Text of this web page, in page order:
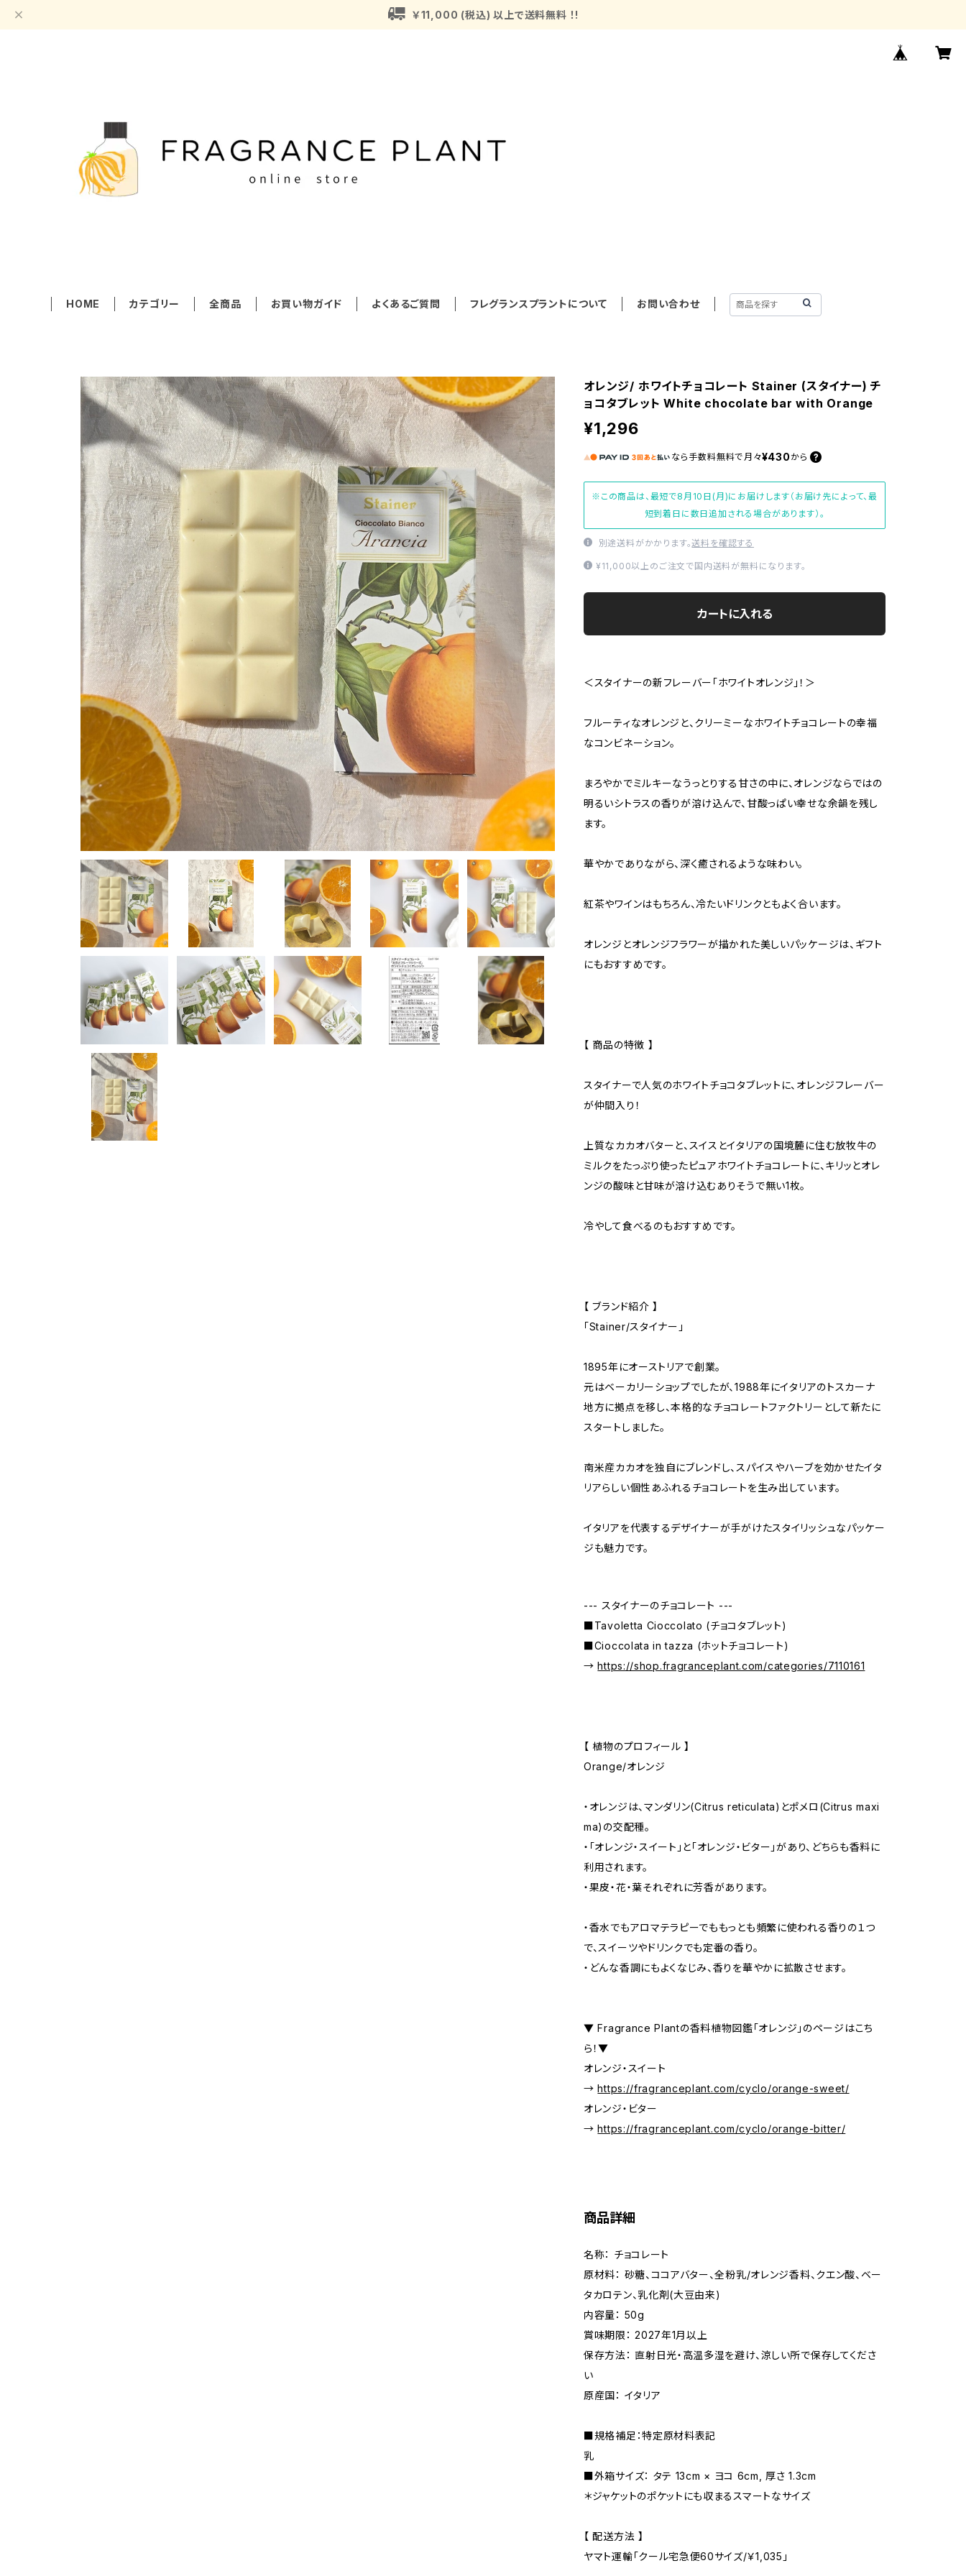
￥11,000 (税込) 以上で送料無料 ！!
HOME カテゴリー 全商品 お買い物ガイド よくあるご質問 フレグランスプラントについて お問い合わせ
オレンジ/ ホワイトチョコレート Stainer (スタイナー) チ
ョコタブレット White chocolate bar with Orange
¥1,296
なら 手数料無料で 月々¥430 から
※この商品は、最短で8月10日(月)にお届けします（お届け先によって、最
短到着日に数日追加される場合があります）。
別途送料がかかります。送料を確認する
¥11,000以上のご注文で国内送料が無料になります。
カートに入れる
＜スタイナーの新フレーバー「ホワイトオレンジ」！＞
フルーティなオレンジと、クリーミーなホワイトチョコレートの幸福
なコンビネーション。
まろやかでミルキーなうっとりする甘さの中に、オレンジならではの
明るいシトラスの香りが溶け込んで、甘酸っぱい幸せな余韻を残し
ます。
華やかでありながら、深く癒されるような味わい。
紅茶やワインはもちろん、冷たいドリンクともよく合います。
オレンジとオレンジフラワーが描かれた美しいパッケージは、ギフト
にもおすすめです。
【 商品の特徴 】
スタイナーで人気のホワイトチョコタブレットに、オレンジフレーバー
が仲間入り！
上質なカカオバターと、スイスとイタリアの国境麓に住む放牧牛の
ミルクをたっぷり使ったピュアホワイトチョコレートに、キリッとオレ
ンジの酸味と甘味が溶け込むありそうで無い1枚。
冷やして食べるのもおすすめです。
【 ブランド紹介 】
「Stainer/スタイナー」
1895年にオーストリアで創業。
元はベーカリーショップでしたが、1988年にイタリアのトスカーナ
地方に拠点を移し、本格的なチョコレートファクトリーとして新たに
スタートしました。
南米産カカオを独自にブレンドし、スパイスやハーブを効かせたイタ
リアらしい個性あふれるチョコレートを生み出しています。
イタリアを代表するデザイナーが手がけたスタイリッシュなパッケー
ジも魅力です。
--- スタイナーのチョコレート ---
■Tavoletta Cioccolato (チョコタブレット)
■Cioccolata in tazza (ホットチョコレート)
→https://shop.fragranceplant.com/categories/7110161
【 植物のプロフィール 】
Orange/オレンジ
・オレンジは、マンダリン(Citrus reticulata)とポメロ(Citrus maxi
ma)の交配種。
・「オレンジ・スイート」と「オレンジ・ビター」があり、どちらも香料に
利用されます。
・果皮・花・葉それぞれに芳香があります。
・香水でもアロマテラピーでももっとも頻繁に使われる香りの１つ
で、スイーツやドリンクでも定番の香り。
・どんな香調にもよくなじみ、香りを華やかに拡散させます。
▼ Fragrance Plantの香料植物図鑑「オレンジ」のページはこち
ら！▼
オレンジ・スイート
→https://fragranceplant.com/cyclo/orange-sweet/
オレンジ・ビター
→https://fragranceplant.com/cyclo/orange-bitter/
商品詳細
名称： チョコレート
原材料： 砂糖、ココアバター、全粉乳/オレンジ香料、クエン酸、ベー
タカロテン、乳化剤(大豆由来)
内容量： 50g
賞味期限： 2027年1月以上
保存方法： 直射日光・高温多湿を避け、涼しい所で保存してくださ
い
原産国： イタリア
■規格補足：特定原材料表記
乳
■外箱サイズ： タテ 13cm × ヨコ 6cm, 厚さ 1.3cm
＊ジャケットのポケットにも収まるスマートなサイズ
【 配送方法 】
ヤマト運輸「クール宅急便60サイズ/￥1,035」